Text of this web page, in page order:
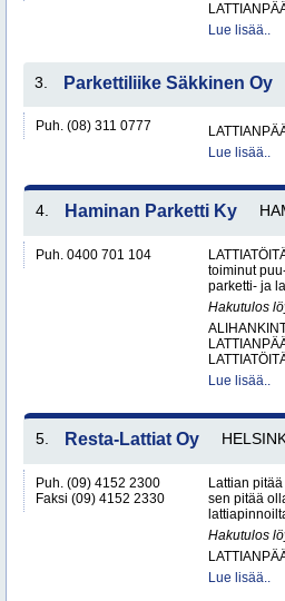
Lue lisää..
3. Parkettiliike Säkkinen Oy
Puh. (08) 311 0777
Lue lisää..
4. Haminan Parketti Ky
Puh. 0400 701 104
toiminut
parketti- ja
Hakutulos
Lue lisää..
5. Resta-Lattiat Oy
Puh. (09) 4152 2300
Faksi (09) 4152 2330
Lattian
sen pitää
Hakutulos
Lue lisää..